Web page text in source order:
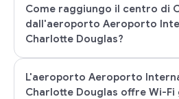
Come raggiungo il centro di
dall'aeroporto Aeroporto
Charlotte Douglas?
L'aeroporto Aeroporto
Charlotte Douglas offre Wi-